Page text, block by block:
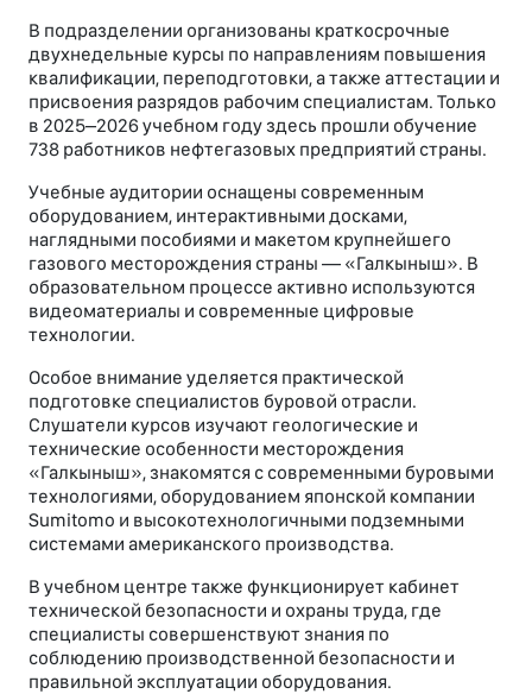
В подразделении организованы краткосрочные
двухнедельные курсы по направлениям повышения
квалификации, переподготовки, а также аттестации и
присвоения разрядов рабочим специалистам. Только
в 2025–2026 учебном году здесь прошли обучение
738 работников нефтегазовых предприятий страны.
Учебные аудитории оснащены современным
оборудованием, интерактивными досками,
наглядными пособиями и макетом крупнейшего
газового месторождения страны — «Галкыныш». В
образовательном процессе активно используются
видеоматериалы и современные цифровые
технологии.
Особое внимание уделяется практической
подготовке специалистов буровой отрасли.
Слушатели курсов изучают геологические и
технические особенности месторождения
«Галкыныш», знакомятся с современными буровыми
технологиями, оборудованием японской компании
Sumitomo и высокотехнологичными подземными
системами американского производства.
В учебном центре также функционирует кабинет
технической безопасности и охраны труда, где
специалисты совершенствуют знания по
соблюдению производственной безопасности и
правильной эксплуатации оборудования.